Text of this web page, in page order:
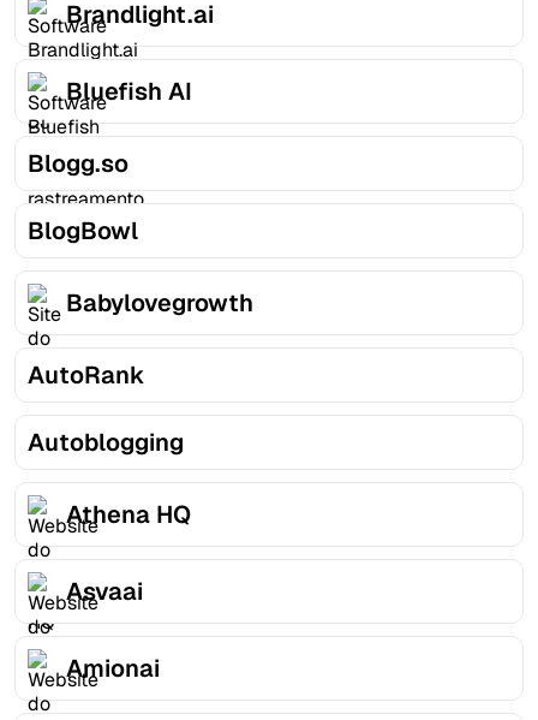
Brandlight.ai
Bluefish AI
Blogg.so
BlogBowl
Babylovegrowth
AutoRank
Autoblogging
Athena HQ
Asvaai
Amionai